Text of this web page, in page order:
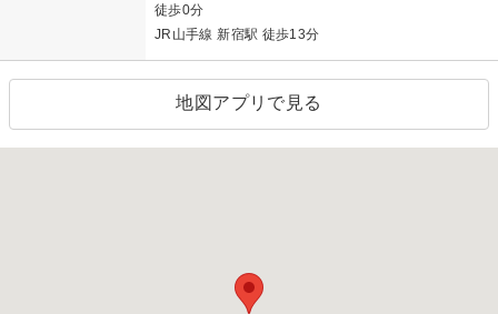
徒歩0分
JR山手線 新宿駅 徒歩13分
地図アプリで見る